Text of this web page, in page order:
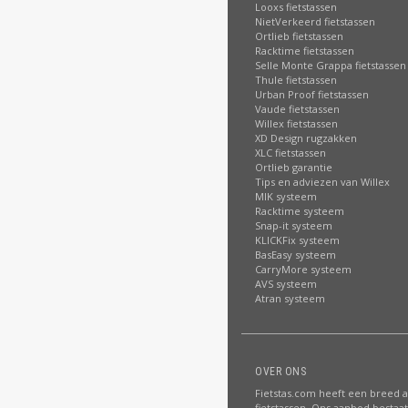
Looxs fietstassen
NietVerkeerd fietstassen
Ortlieb fietstassen
Racktime fietstassen
Selle Monte Grappa fietstassen
Thule fietstassen
Urban Proof fietstassen
Vaude fietstassen
Willex fietstassen
XD Design rugzakken
XLC fietstassen
Ortlieb garantie
Tips en adviezen van Willex
MIK systeem
Racktime systeem
Snap-it systeem
KLICKFix systeem
BasEasy systeem
CarryMore systeem
AVS systeem
Atran systeem
OVER ONS
Fietstas.com heeft een breed